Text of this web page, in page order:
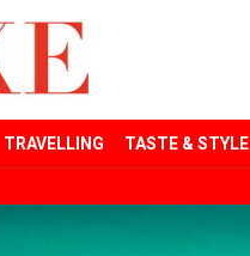
TRAVELLING TASTE & STYLE